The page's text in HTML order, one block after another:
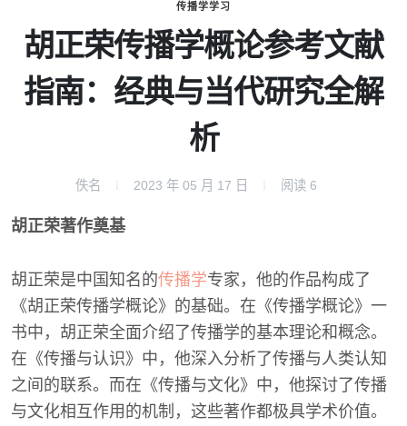
传播学学习
胡正荣传播学概论参考文献
指南：经典与当代研究全解
析
佚名 2023 年 05 月 17 日 阅读 6
胡正荣著作奠基
胡正荣是中国知名的传播学专家，他的作品构成了
《胡正荣传播学概论》的基础。在《传播学概论》一
书中，胡正荣全面介绍了传播学的基本理论和概念。
在《传播与认识》中，他深入分析了传播与人类认知
之间的联系。而在《传播与文化》中，他探讨了传播
与文化相互作用的机制，这些著作都极具学术价值。